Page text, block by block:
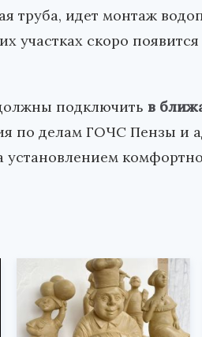
труба, идет монтаж
участках скоро
подключить в
по делам ГОЧС Пензы и
установлением